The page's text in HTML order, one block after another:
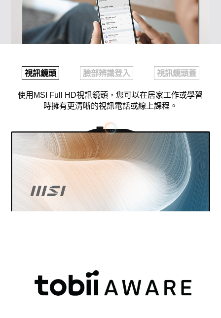
視訊鏡頭 臉部辨識登入 視訊鏡頭蓋
使用MSI Full HD視訊鏡頭，您可以在居家工作或學習
時擁有更清晰的視訊電話或線上課程。